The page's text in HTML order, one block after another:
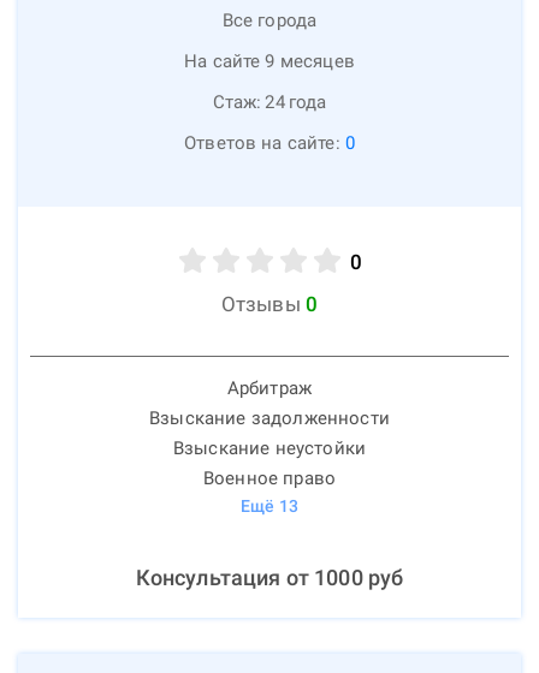
Все города
На сайте 9 месяцев
Стаж: 24 года
Ответов на сайте: 0
0
Отзывы 0
Арбитраж
Взыскание задолженности
Взыскание неустойки
Военное право
Ещё 13
Консультация от 1000руб